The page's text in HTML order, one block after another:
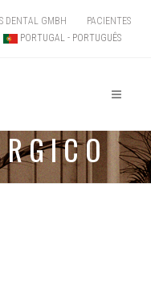
PACIENTES
DENTAL GMBH
PORTUGAL - PORTUGUÊS